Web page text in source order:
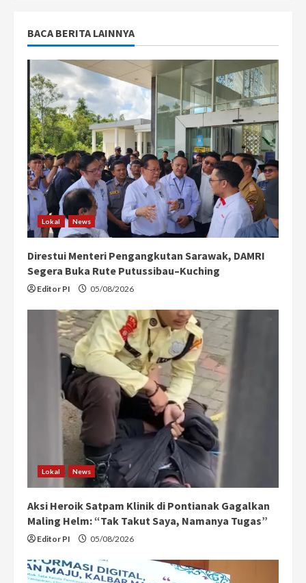
BACA BERITA LAINNYA
Lokal News
Direstui Menteri Pengangkutan Sarawak, DAMRI
Segera Buka Rute Putussibau–Kuching
Editor PI 05/08/2026
Lokal News
Aksi Heroik Satpam Klinik di Pontianak Gagalkan
Maling Helm: “Tak Takut Saya, Namanya Tugas”
Editor PI 05/08/2026